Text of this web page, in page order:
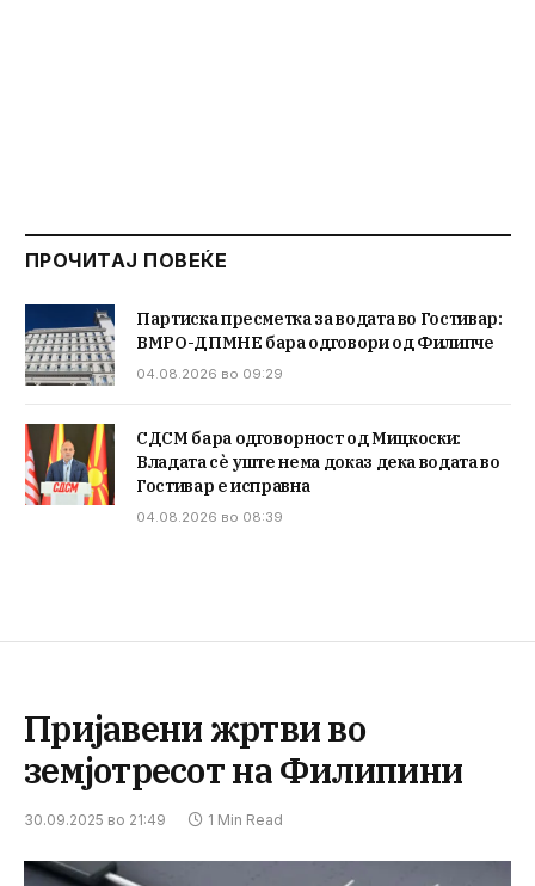
ПРОЧИТАЈ ПОВЕЌЕ
Партиска пресметка за водата во Гостивар:
ВМРО-ДПМНЕ бара одговори од Филипче
04.08.2026 во 09:29
СДСМ бара одговорност од Мицкоски:
Владата сè уште нема доказ дека водата во
Гостивар е исправна
04.08.2026 во 08:39
Пријавени жртви во
земјотресот на Филипини
30.09.2025 во 21:49 1 Min Read